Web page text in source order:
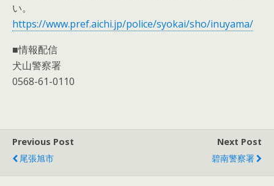
い。
https://www.pref.aichi.jp/police/syokai/sho/inuyama/
■情報配信
犬山警察署
0568-61-0110
Previous Post
尾張旭市
Next Post
碧南警察署